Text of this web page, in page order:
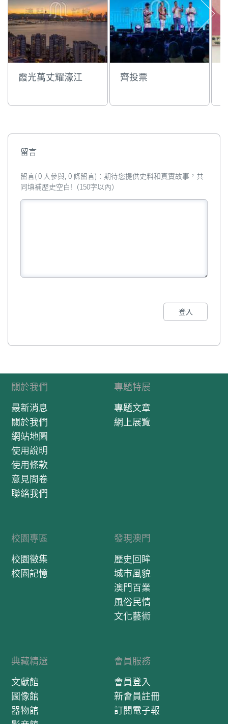
霞光萬丈耀濠江 齊投票
留言
留言( 0 人參與, 0 條留言)：期待您提供史料和真實故事，共
同填補歷史空白!（150字以內）
登入
關於我們
最新消息
關於我們
網站地圖
使用說明
使用條款
意見問卷
聯絡我們
專題特展
專題文章
網上展覽
校園專區
校園徵集
校園記憶
發現澳門
歷史回眸
城市風貌
澳門百業
風俗民情
文化藝術
典藏精選
文獻館
圖像館
器物館
會員服務
會員登入
新會員註冊
訂閱電子報